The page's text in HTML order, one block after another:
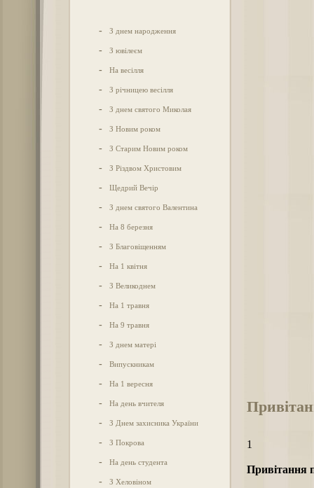
- З днем народження
- З ювілеєм
- На весілля
- З річницею весілля
- З днем святого Миколая
- З Новим роком
- З Старим Новим роком
- З Різдвом Христовим
- Щедрий Вечір
- З днем святого Валентина
- На 8 березня
- З Благовіщенням
- На 1 квітня
- З Великоднем
- На 1 травня
- На 9 травня
- З днем матері
- Випускникам
- На 1 вересня
- На день вчителя
- З Днем захисника України
- З Покрова
- На день студента
- З Хеловіном
1
Привітання